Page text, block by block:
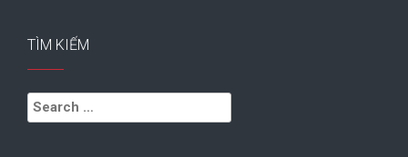
TÌM KIẾM
Search
for: